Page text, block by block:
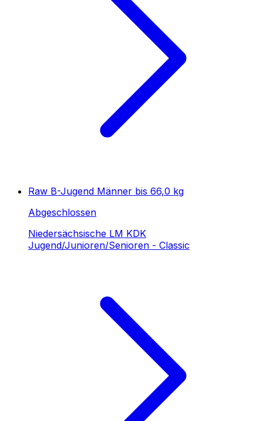
Raw B-Jugend Männer bis 66,0 kg
Abgeschlossen
Niedersächsische LM KDK
Jugend/Junioren/Senioren - Classic